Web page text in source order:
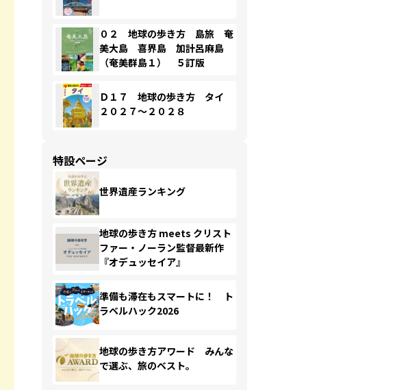
０２ 地球の歩き方 島旅 奄
美大島 喜界島 加計呂麻島
（奄美群島１） ５訂版
Ｄ１７ 地球の歩き方 タイ
２０２７～２０２８
特設ページ
世界遺産ランキング
地球の歩き方 meets クリスト
ファー・ノーラン監督最新作
『オデュッセイア』
準備も滞在もスマートに！ ト
ラベルハック2026
地球の歩き方アワード みんな
で選ぶ、旅のベスト。